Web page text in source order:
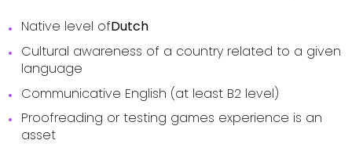
Native level ofDutch
Cultural awareness of a country related to a given
language
Communicative English (at least B2 level)
Proofreading or testing games experience is an
asset